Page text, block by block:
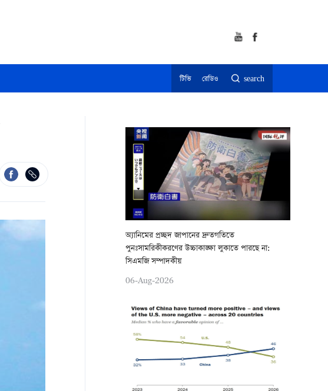
টিভি রেডিও search
অ্যানিমের প্রচ্ছদ জাপানের দ্রুতগতিতে
পুনঃসামরিকীকরণের উচ্চাকাঙ্ক্ষা লুকাতে পারছে না:
সিএমজি সম্পাদকীয়
06-Aug-2026